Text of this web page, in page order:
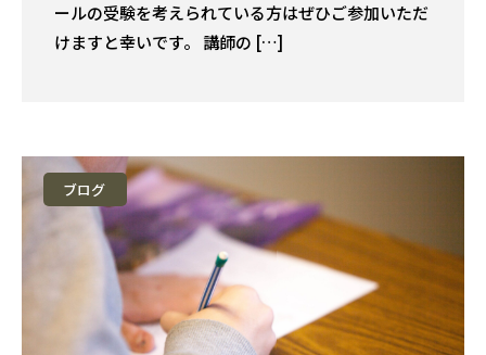
ールの受験を考えられている方はぜひご参加いただ
けますと幸いです。 講師の […]
ブログ